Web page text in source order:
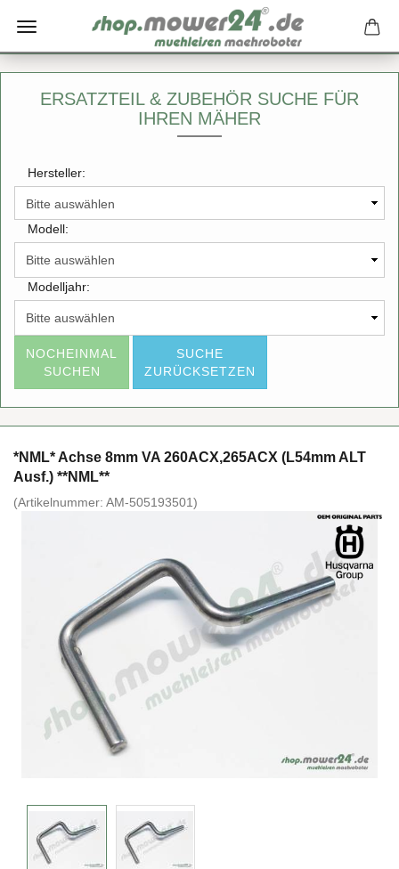
ERSATZTEIL & ZUBEHÖR SUCHE FÜR
IHREN MÄHER
Hersteller:
Modell:
Modelljahr:
NOCHEINMAL
SUCHEN
SUCHE
ZURÜCKSETZEN
*NML* Achse 8mm VA 260ACX,265ACX (L54mm ALT
Ausf.) **NML**
(Ar­ti­kel­num­mer: AM-​505193501)